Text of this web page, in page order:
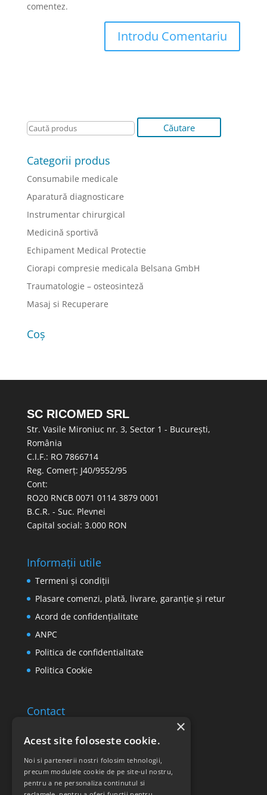
comentez.
Categorii produs
Consumabile medicale
Aparatură diagnosticare
Instrumentar chirurgical
Medicină sportivă
Echipament Medical Protectie
Ciorapi compresie medicala Belsana GmbH
Traumatologie – osteosinteză
Masaj si Recuperare
Coș
SC RICOMED SRL
Str. Vasile Mironiuc nr. 3, Sector 1 - București,
România
C.I.F.: RO 7866714
Reg. Comerț: J40/9552/95
Cont:
RO20 RNCB 0071 0114 3879 0001
B.C.R. - Suc. Plevnei
Capital social: 3.000 RON
Informații utile
Termeni și condiții
Plasare comenzi, plată, livrare, garanție și retur
Acord de confidențialitate
ANPC
Politica de confidentialitate
Politica Cookie
Contact
Retur produse
Acest site foloseste cookie.
Noi si partenerii nostri folosim tehnologii,
precum modulele cookie de pe site-ul nostru,
pentru a ne personaliza continutul si
×